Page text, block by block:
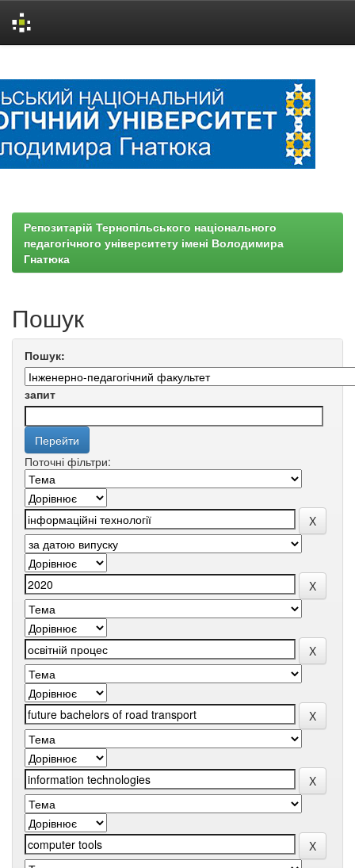
Репозитарій Тернопільського національного
педагогічного університету імені Володимира
Гнатюка
Пошук
Пошук:
запит
Поточні фільтри: